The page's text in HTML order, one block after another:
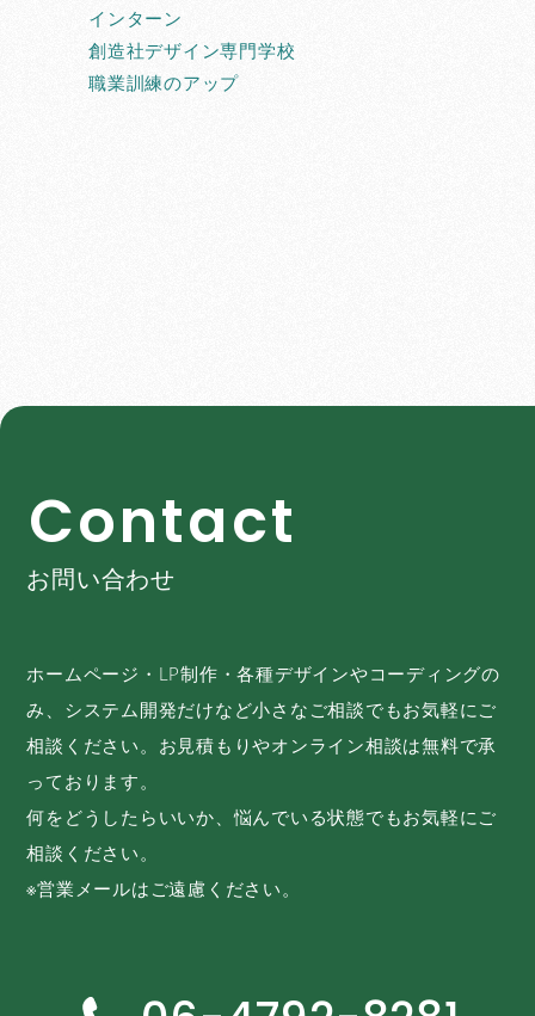
インターン
創造社デザイン専門学校
職業訓練のアップ
Contact
お問い合わせ
ホームページ・LP制作・各種デザインやコーディングの
み、システム開発だけなど小さなご相談でもお気軽にご
相談ください。お見積もりやオンライン相談は無料で承
っております。
何をどうしたらいいか、悩んでいる状態でもお気軽にご
相談ください。
※営業メールはご遠慮ください。